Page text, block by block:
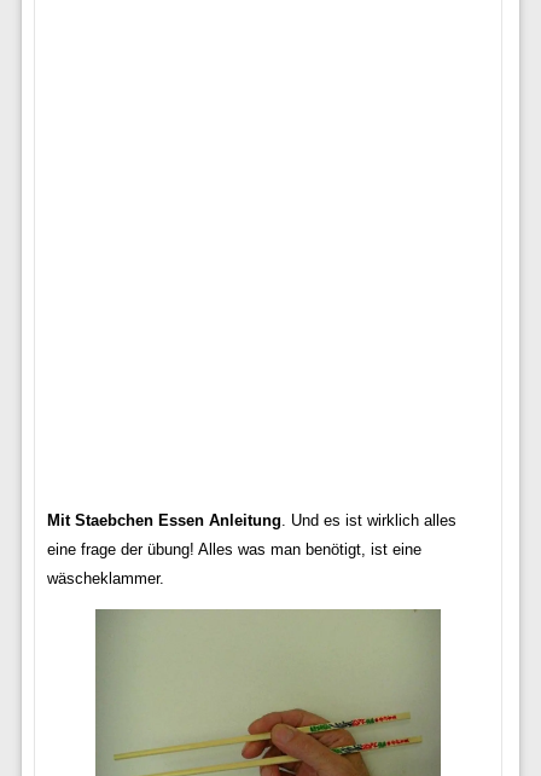
Mit Staebchen Essen Anleitung. Und es ist wirklich alles
eine frage der übung! Alles was man benötigt, ist eine
wäscheklammer.